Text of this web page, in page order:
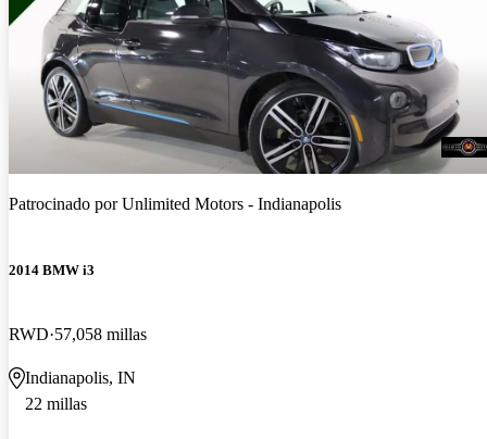
Patrocinado porUnlimited Motors - Indianapolis
2014 BMW i3
RWD 57,058 millas
Indianapolis, IN
22 millas